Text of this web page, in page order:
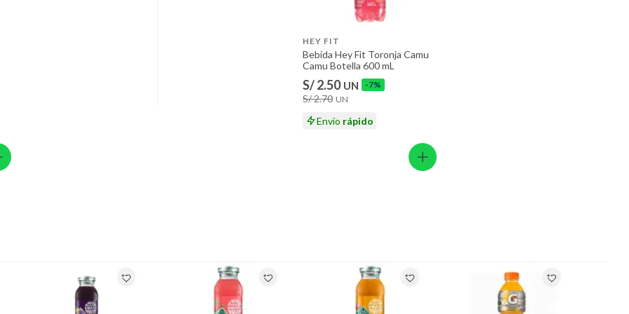
tecnología, línea blanca, colchones, muebles, bicicletas y
alimenticios, vitaminas.
con señales de uso, sin empaques, etiquetas o sellos.
HEY FIT
Bebida Hey Fit Toronja Camu
Camu Botella 600 mL
S/ 2.50 UN -7%
S/ 2.70 UN
Envío rápido